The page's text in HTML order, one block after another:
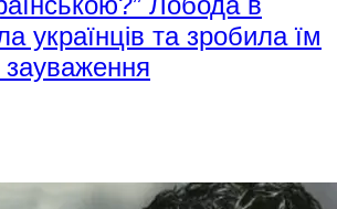
українців та зробила їм
зауваження